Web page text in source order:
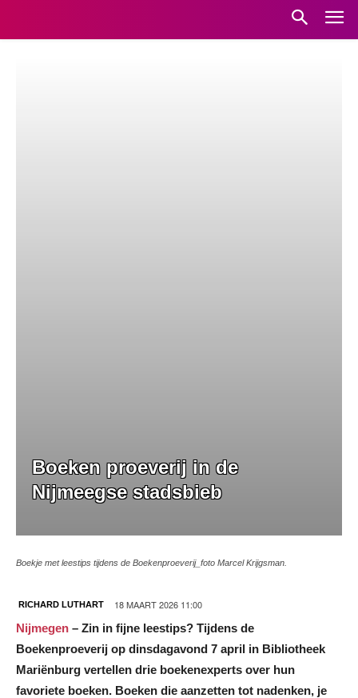
Boeken proeverij in de
Nijmeegse stadsbieb
Boekje met leestips tijdens de Boekenproeverij_foto Marcel Krijgsman.
RICHARD LUTHART 18 MAART 2026 11:00
Nijmegen – Zin in fijne leestips? Tijdens de
Boekenproeverij op dinsdagavond 7 april in Bibliotheek
Mariënburg vertellen drie boekenexperts over hun
favoriete boeken. Boeken die aanzetten tot nadenken, je